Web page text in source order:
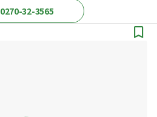
0270-32-3565